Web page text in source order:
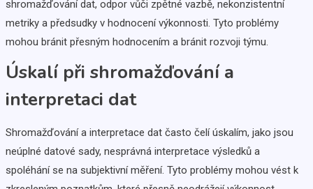
shromažďování dat, odpor vůči zpětné vazbě, nekonzistentní
metriky a předsudky v hodnocení výkonnosti. Tyto problémy
mohou bránit přesným hodnocením a bránit rozvoji týmu.
Úskalí při shromažďování a
interpretaci dat
Shromažďování a interpretace dat často čelí úskalím, jako jsou
neúplné datové sady, nesprávná interpretace výsledků a
spoléhání se na subjektivní měření. Tyto problémy mohou vést k